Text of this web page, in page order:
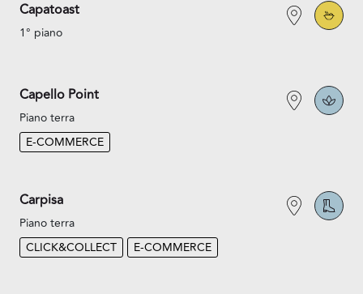
Capatoast
1° piano
Capello Point
Piano terra
E-COMMERCE
Carpisa
Piano terra
CLICK&COLLECT
E-COMMERCE